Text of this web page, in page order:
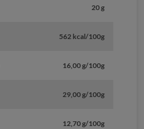
20 g
562 kcal/100g
16,00 g/100g
29,00 g/100g
12,70 g/100g